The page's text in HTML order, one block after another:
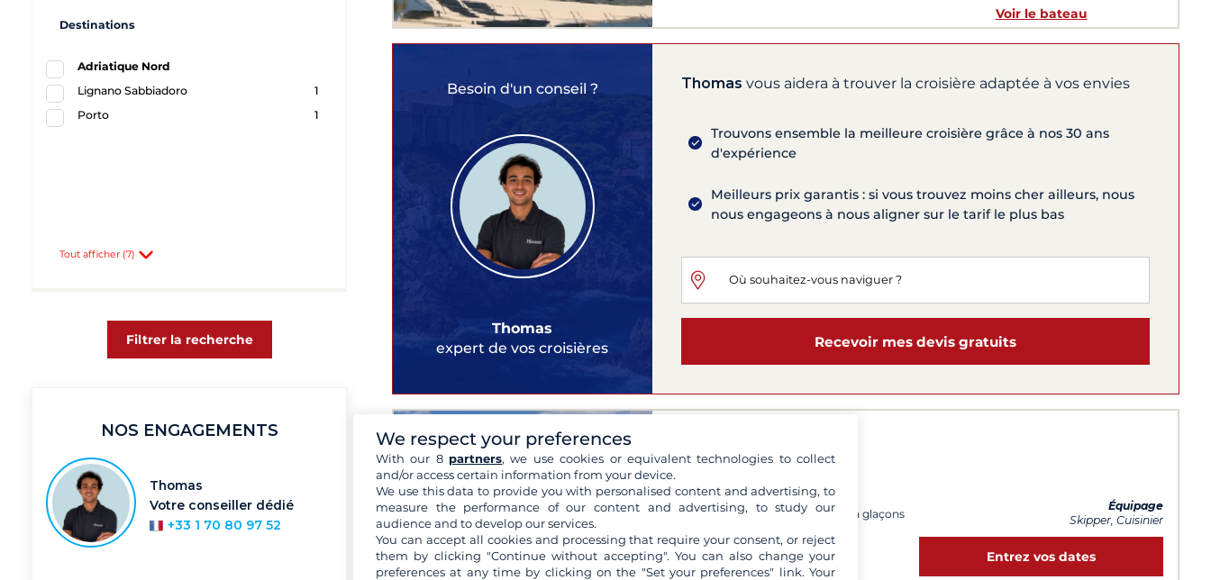
Destinations
Adriatique Nord
Lignano Sabbiadoro
1
Porto
1
Tout afficher (7)
Filtrer la recherche
NOS ENGAGEMENTS
Thomas
Votre conseiller dédié
+33 1 70 80 97 52
Voir le bateau
Besoin d'un conseil ?
Thomas
expert de vos croisières
Thomas vous aidera à trouver la croisière adaptée à vos envies
Trouvons ensemble la meilleure croisière grâce à nos 30 ans
d'expérience
Meilleurs prix garantis : si vous trouvez moins cher ailleurs, nous
nous engageons à nous aligner sur le tarif le plus bas
Recevoir mes devis gratuits
Porto
2000
3 Cabines 6 Couchettes
Eau chaude, Micro onde, Machine à glaçons
Équipage
Skipper, Cuisinier
Entrez vos dates
We respect your preferences
With our 8 partners, we use cookies or equivalent technologies to collect
and/or access certain information from your device.
We use this data to provide you with personalised content and advertising, to
measure the performance of our content and advertising, to study our
audience and to develop our services.
You can accept all cookies and processing that require your consent, or reject
them by clicking "Continue without accepting". You can also change your
preferences at any time by clicking on the "Set your preferences" link. Your